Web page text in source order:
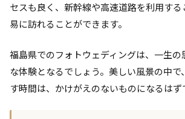
セスも良く、新幹線や高速道路を利用す
易に訪れることができます。
福島県でのフォトウェディングは、一生の
な体験となるでしょう。美しい風景の中で
す時間は、かけがえのないものになるはず